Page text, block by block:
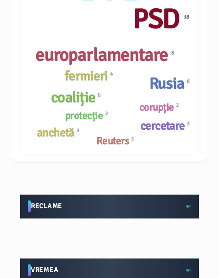
Reuters 2
corupție 2
protecție 2
Rusia6
fermieri 4
cercetare 3
europarlamentare8
PSD 18
coaliție 5
anchetă 3
RECLAME
VREMEA